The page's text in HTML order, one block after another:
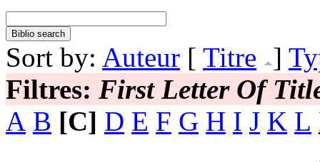
Sort by: Auteur [ Titre ]
Filtres: First Letter Of
A B [C] D E F G H I J K L